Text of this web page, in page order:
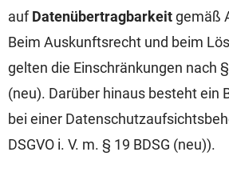
auf Datenübertragbarkeitgemäß
Beim Auskunftsrecht und beim
gelten die Einschränkungen nach
(neu). Darüber hinaus besteht ein
bei einer
DSGVO i. V. m. § 19 BDSG (neu)).